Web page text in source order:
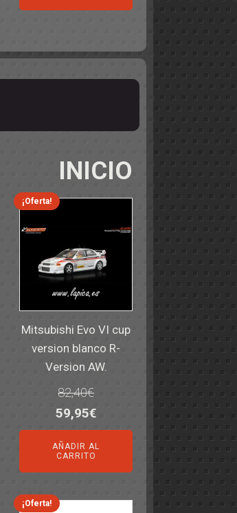
INICIO
¡Oferta!
Mitsubishi Evo VI cup
version blanco R-
Version AW.
82,40€
El
precio
original
era:
82,40€.
59,95€El
precio
actual
es:
AÑADIR AL
CARRITO
¡Oferta!